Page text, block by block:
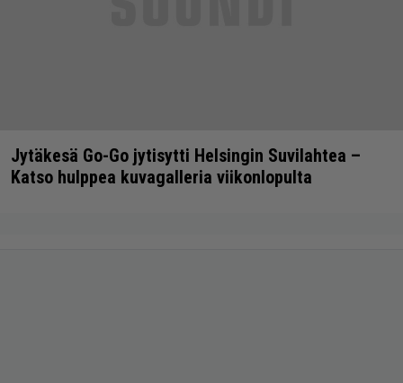
Jytäkesä Go-Go jytisytti Helsingin Suvilahtea –
Katso hulppea kuvagalleria viikonlopulta